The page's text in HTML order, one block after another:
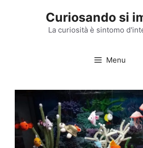
Curiosando si
La curiosità è sintomo
Menu